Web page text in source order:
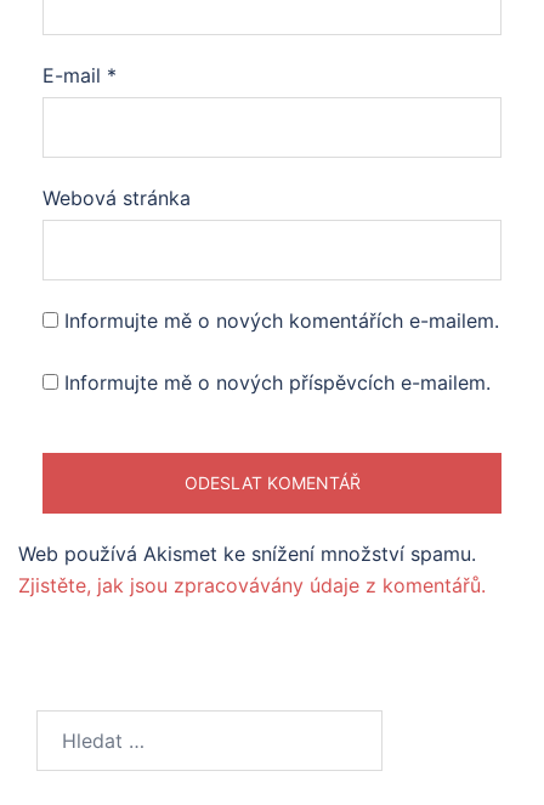
E-mail *
Webová stránka
Informujte mě o nových komentářích e-mailem.
Informujte mě o nových příspěvcích e-mailem.
Web používá Akismet ke snížení množství spamu.
Zjistěte, jak jsou zpracovávány údaje z komentářů.